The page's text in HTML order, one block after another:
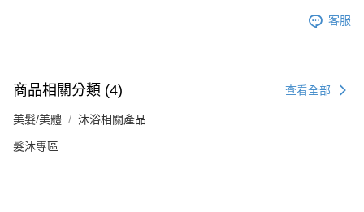
客服
商品相關分類 (4) 查看全部
美髮/美體 沐浴相關產品
髮沐專區